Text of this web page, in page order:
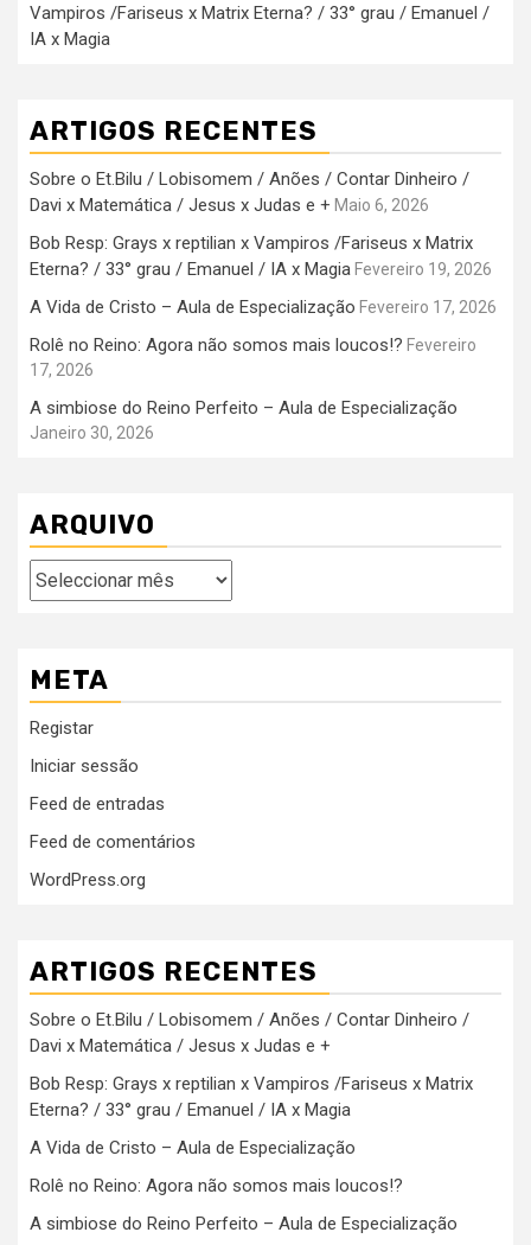
Vampiros /Fariseus x Matrix Eterna? / 33° grau / Emanuel /
IA x Magia
ARTIGOS RECENTES
Sobre o Et.Bilu / Lobisomem / Anões / Contar Dinheiro /
Davi x Matemática / Jesus x Judas e + Maio 6, 2026
Bob Resp: Grays x reptilian x Vampiros /Fariseus x Matrix
Eterna? / 33° grau / Emanuel / IA x Magia Fevereiro 19, 2026
A Vida de Cristo – Aula de Especialização Fevereiro 17, 2026
Rolê no Reino: Agora não somos mais loucos!? Fevereiro
17, 2026
A simbiose do Reino Perfeito – Aula de Especialização
Janeiro 30, 2026
ARQUIVO
Arquivo
META
Registar
Iniciar sessão
Feed de entradas
Feed de comentários
WordPress.org
ARTIGOS RECENTES
Sobre o Et.Bilu / Lobisomem / Anões / Contar Dinheiro /
Davi x Matemática / Jesus x Judas e +
Bob Resp: Grays x reptilian x Vampiros /Fariseus x Matrix
Eterna? / 33° grau / Emanuel / IA x Magia
A Vida de Cristo – Aula de Especialização
Rolê no Reino: Agora não somos mais loucos!?
A simbiose do Reino Perfeito – Aula de Especialização